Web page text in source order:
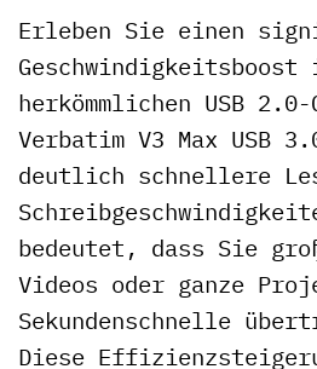
Erleben Sie einen
herkömmlichen USB
Verbatim V3 Max USB
deutlich schnellere
bedeutet, dass Sie
Videos oder ganze
Sekundenschnelle
Diese